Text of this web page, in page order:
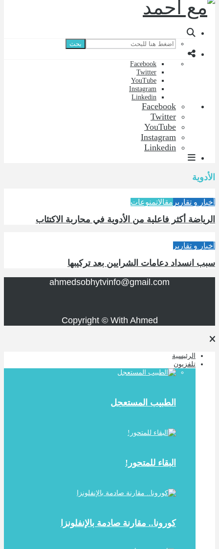
بحث
Facebook
Twitter
YouTube
Instagram
Linkedin
Facebook
Twitter
YouTube
Instagram
Linkedin
الأدوية
أخبار و تقارير مقالاتمنوعات
الرياضة أكثر فاعلية من الأدوية في محاربة الاكتئاب
أخبار و تقارير
سبب انسداد دعامات الشرايين بعد تركيبها
ahmedsobhytvinfo@gmail.com
Copyright © With Ahmed
الرئيسية
تلفزيون
الطبيب المستعجل
البقاء للمتحور!
كورونا.. مقارنة صادمة بالإنفلونزا